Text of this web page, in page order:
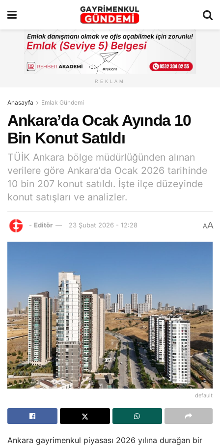
REKLAM
Anasayfa Emlak Gündemi
Ankara’da Ocak Ayında 10
Bin Konut Satıldı
TÜİK Ankara bölge müdürlüğünden alınan
verilere göre Ankara’da Ocak 2026 tarihinde
10 bin 207 konut satıldı. İşte ilçe düzeyinde
konut satışları ve analizler.
- Editör 23 Şubat 2026 - 12:28 AA
default
Ankara gayrimenkul piyasası 2026 yılına durağan bir